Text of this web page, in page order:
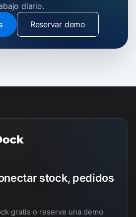
diario.
Reservar demo
stock, pedidos
gratis o reserve una demo